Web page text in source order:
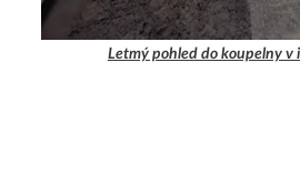
Letmý pohled do koupelny v